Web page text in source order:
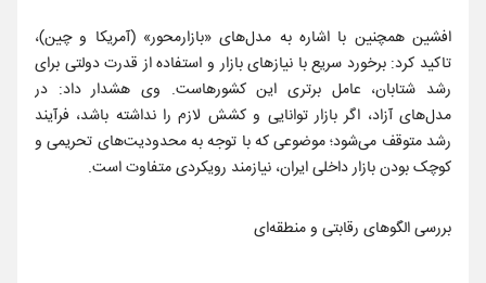
افشین همچنین با اشاره به مدل‌های «بازارمحور» (آمریکا و چین)،
تاکید کرد: برخورد سریع با نیازهای بازار و استفاده از قدرت دولتی برای
رشد شتابان، عامل برتری این کشورهاست. وی هشدار داد: در
مدل‌های آزاد، اگر بازار توانایی و کشش لازم را نداشته باشد، فرآیند
رشد متوقف می‌شود؛ موضوعی که با توجه به محدودیت‌های تحریمی و
کوچک بودن بازار داخلی ایران، نیازمند رویکردی متفاوت است.
بررسی الگوهای رقابتی و منطقه‌ای